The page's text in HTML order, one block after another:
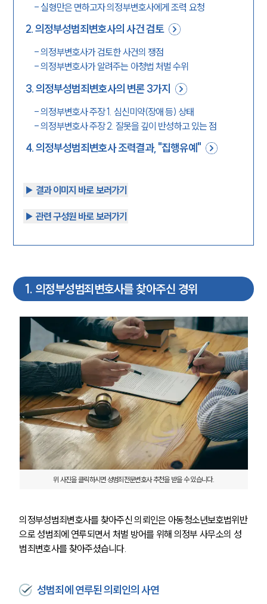
-실형만은 면하고자 의정부변호사에게 조력 요청
2.의정부성범죄변호사의 사건 검토
-의정부변호사가 검토한 사건의 쟁점
-의정부변호사가 알려주는 아청법 처벌 수위
3.의정부성범죄변호사의 변론 3가지
-의정부변호사 주장 1. 심신미약(장애 등) 상태
-의정부변호사 주장 2. 잘못을 깊이 반성하고 있는 점
4.의정부성범죄변호사 조력결과, "집행유예"
▶︎ 결과 이미지 바로 보러가기
▶︎ 관련 구성원 바로 보러가기
1. 의정부성범죄변호사를 찾아주신 경위
위 사진을 클릭하시면 성범죄전문변호사 추천을 받을 수 있습니다.
의정부성범죄변호사를 찾아주신 의뢰인은 아동청소년보호법위반
으로 성범죄에 연루되면서 처벌 방어를 위해 의정부 사무소의 성
범죄변호사를 찾아주셨습니다.
성범죄에 연루된 의뢰인의 사연